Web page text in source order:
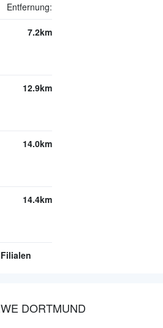
Entfernung:
7.2km
12.9km
14.0km
14.4km
Filialen
DORTMUND